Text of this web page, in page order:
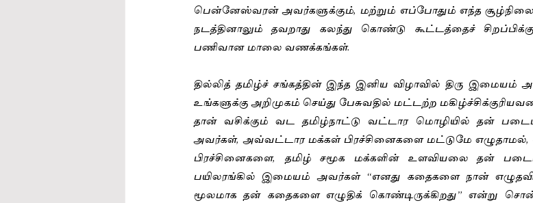
பென்னேஸ்வரன் அவர்களுக்கும், மற்றும் எப்போதும் எந்த
நடத்தினாலும் தவறாது கலந்து கொண்டு கூட்டத்தைச்
பணிவான மாலை வணக்கங்கள்.
தில்லித் தமிழ்ச் சங்கத்தின் இந்த இனிய விழாவில் திரு
உங்களுக்கு அறிமுகம் செய்து பேசுவதில் மட்டற்ற
தான் வசிக்கும் வட தமிழ்நாட்டு வட்டார மொழியில் தன்
அவர்கள், அவ்வட்டார மக்கள் பிரச்சினைகளை மட்டுமே எழுதாமல்,
பிரச்சினைகளை, தமிழ் சமூக மக்களின் உளவியலை தன்
பயிலரங்கில் இமையம் அவர்கள் “எனது கதைகளை நான்
மூலமாக தன் கதைகளை எழுதிக் கொண்டிருக்கிறது” என்று